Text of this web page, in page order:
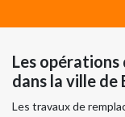
Les
dans la ville
Les travaux de